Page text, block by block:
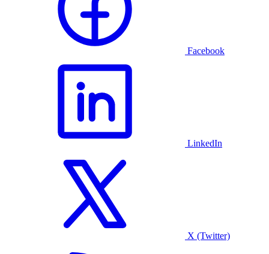
Facebook
LinkedIn
X (Twitter)